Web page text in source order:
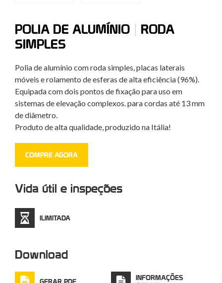
POLIA DE ALUMÍNIO
RODA
SIMPLES
Polia de alumínio com roda simples, placas laterais
móveis e rolamento de esferas de alta eficiência (96%).
Equipada com dois pontos de fixação para uso em
sistemas de elevação complexos. para cordas até 13 mm
de diâmetro.
Produto de alta qualidade, produzido na Itália!
COMPRE AGORA
Vida útil e inspeções
ILIMITADA
Download
INFORMAÇÕES